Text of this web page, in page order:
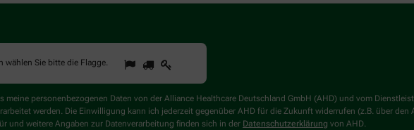
wählen Sie bitte die Flagge.
Sind
Sie
ein
Mensch?
Dann
wählen
1 2
meine personenbezogenen Daten von der Alliance Healthcare Deutschland GmbH (AHD) und vom
werden. Die Einwilligung kann ich jederzeit gegenüber AHD für die Zukunft widerrufen (z.B. über
und weitere Angaben zur Datenverarbeitung finden sich in der Datenschutzerklärung von AHD.